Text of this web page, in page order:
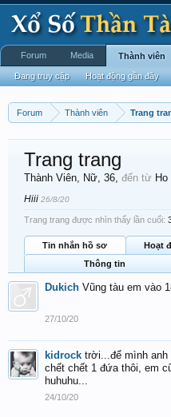
Forum Thành viên Trang
Trang trang
Thành Viên, Nữ, 36, đến từ
Hiii 26/8/20
Trang trang được nhìn thấy lần cuối:
Tin nhắn hồ sơ Hoạt
Thông tin
Dukich Vũng tàu em vào
27/10/20
kidrock trời...để mình
chết chết 1 đứa thôi, em
huhuhu...
24/10/20
Forum Media Thành viên
Đang truy cập Hoạt động gần đây